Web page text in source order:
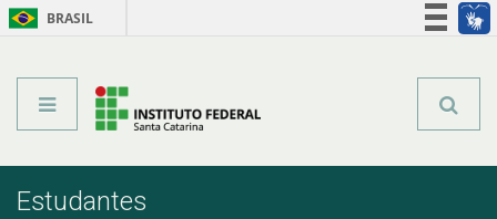
BRASIL
Estudantes